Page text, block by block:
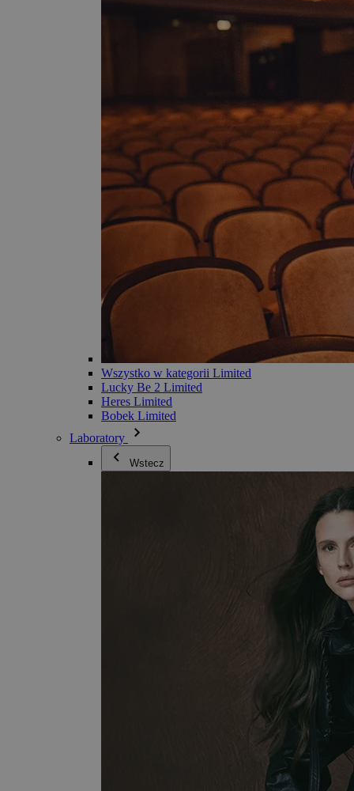
Wszystko w kategorii Limited
Lucky Be 2 Limited
Heres Limited
Bobek Limited
Laboratory
Wstecz